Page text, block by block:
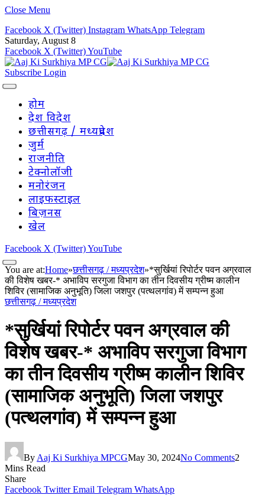
Close Menu
Facebook X (Twitter) Instagram WhatsApp Telegram
Saturday, August 8
Facebook X (Twitter)YouTube
Subscribe Login
होम
देश विदेश
छत्तीसगढ़ / मध्यप्रदेश
जुर्म
राजनीति
टेक्नोलॉजी
मनोरंजन
लाइफस्टाइल
बिज़नस
खेल
Facebook X (Twitter)YouTube
You are at:Home»छत्तीसगढ़ / मध्यप्रदेश»*सुर्खियां रिपोर्टर पवन अग्रवाल
की विशेष खबर-* अभाविप सरगुजा विभाग का तीन दिवसीय ग्रीष्म कालीन
शिविर (सामाजिक अनुभूति) जिला जशपुर (पत्थलगांव) में सम्पन्न हुआ
छत्तीसगढ़ / मध्यप्रदेश
*सुर्खियां रिपोर्टर पवन अग्रवाल की
विशेष खबर-* अभाविप सरगुजा विभाग
का तीन दिवसीय ग्रीष्म कालीन शिविर
(सामाजिक अनुभूति) जिला जशपुर
(पत्थलगांव) में सम्पन्न हुआ
By Aaj Ki Surkhiya MPCGMay 30, 2024No Comments2
Mins Read
Share
Facebook Twitter Email Telegram WhatsApp